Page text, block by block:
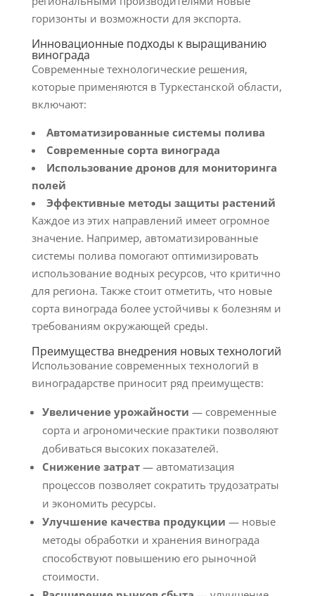
горизонты и возможности для экспорта.
Инновационные подходы к выращиванию
винограда
Современные технологические решения,
которые применяются в Туркестанской области,
включают:
Автоматизированные системы полива
Современные сорта винограда
Использование дронов для мониторинга
полей
Эффективные методы защиты растений
Каждое из этих направлений имеет огромное
значение. Например, автоматизированные
системы полива помогают оптимизировать
использование водных ресурсов, что критично
для региона. Также стоит отметить, что новые
сорта винограда более устойчивы к болезням и
требованиям окружающей среды.
Преимущества внедрения новых технологий
Использование современных технологий в
виноградарстве приносит ряд преимуществ:
Увеличение урожайности — современные
сорта и агрономические практики позволяют
добиваться высоких показателей.
Снижение затрат— автоматизация
процессов позволяет сократить трудозатраты
и экономить ресурсы.
Улучшение качества продукции — новые
методы обработки и хранения винограда
способствуют повышению его рыночной
стоимости.